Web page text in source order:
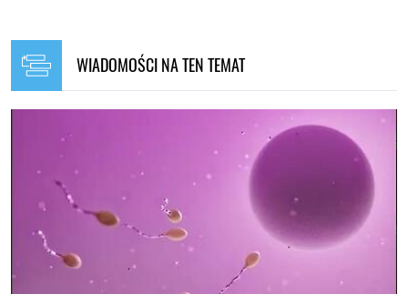
WIADOMOŚCI NA TEN TEMAT